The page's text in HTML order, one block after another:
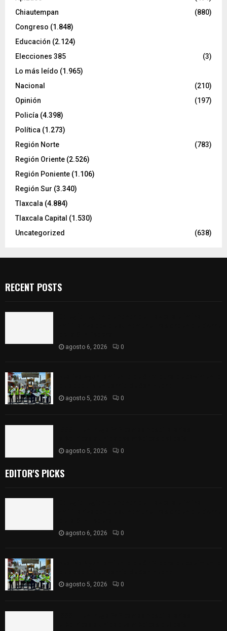
Chiautempan
(880)
Congreso (1.848)
Educación (2.124)
Elecciones 385
(3)
Lo más leído (1.965)
Nacional
(210)
Opinión
(197)
Policía (4.398)
Política (1.273)
Región Norte
(783)
Región Oriente (2.526)
Región Poniente (1.106)
Región Sur (3.340)
Tlaxcala (4.884)
Tlaxcala Capital (1.530)
Uncategorized
(638)
RECENT POSTS
agosto 6, 2026 0
agosto 5, 2026 0
agosto 5, 2026 0
EDITOR'S PICKS
agosto 6, 2026 0
agosto 5, 2026 0